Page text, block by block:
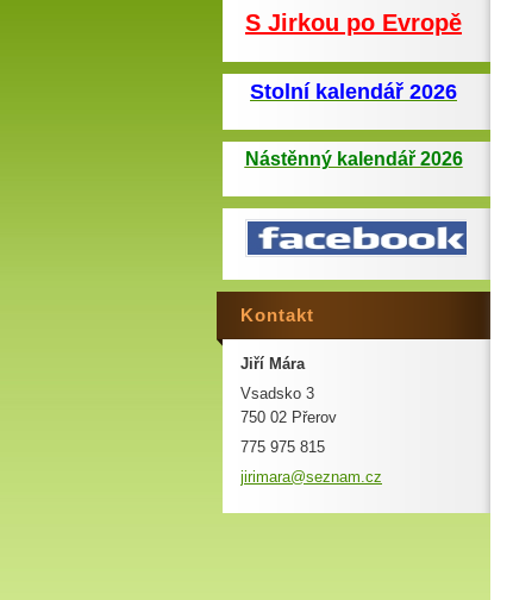
S Jirkou po Evropě
Stolní kalendář 2026
Nástěnný kalendář 2026
Kontakt
Jiří Mára
Vsadsko 3
750 02 Přerov
775 975 815
jirimara@seznam.cz